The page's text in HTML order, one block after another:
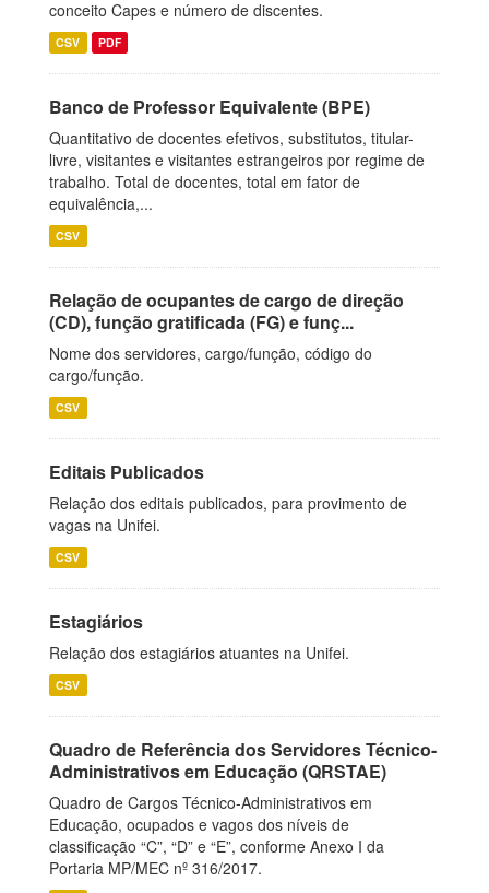
conceito Capes e número de discentes.
CSV PDF
Banco de Professor Equivalente (BPE)
Quantitativo de docentes efetivos, substitutos, titular-
livre, visitantes e visitantes estrangeiros por regime de
trabalho. Total de docentes, total em fator de
equivalência,...
CSV
Relação de ocupantes de cargo de direção
(CD), função gratificada (FG) e funç...
Nome dos servidores, cargo/função, código do
cargo/função.
CSV
Editais Publicados
Relação dos editais publicados, para provimento de
vagas na Unifei.
CSV
Estagiários
Relação dos estagiários atuantes na Unifei.
CSV
Quadro de Referência dos Servidores Técnico-
Administrativos em Educação (QRSTAE)
Quadro de Cargos Técnico-Administrativos em
Educação, ocupados e vagos dos níveis de
classificação “C”, “D” e “E”, conforme Anexo I da
Portaria MP/MEC nº 316/2017.